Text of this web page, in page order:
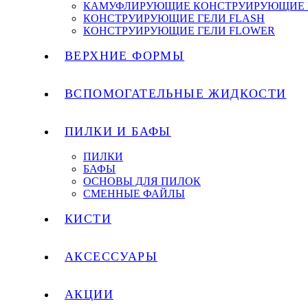
КАМУФЛИРУЮЩИЕ КОНСТРУИРУЮЩИЕ
КОНСТРУИРУЮЩИЕ ГЕЛИ FLASH
КОНСТРУИРУЮЩИЕ ГЕЛИ FLOWER
ВЕРХНИЕ ФОРМЫ
ВСПОМОГАТЕЛЬНЫЕ ЖИДКОСТИ
ПИЛКИ И БАФЫ
ПИЛКИ
БАФЫ
ОСНОВЫ ДЛЯ ПИЛОК
СМЕННЫЕ ФАЙЛЫ
КИСТИ
АКСЕССУАРЫ
АКЦИИ